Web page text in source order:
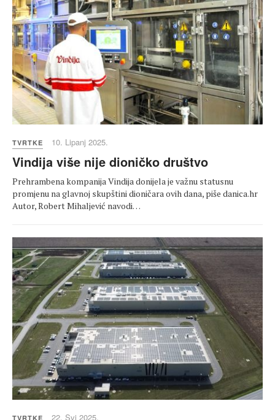
TVRTKE 10. Lipanj 2025.
Vindija više nije dioničko društvo
Prehrambena kompanija Vindija donijela je važnu statusnu
promjenu na glavnoj skupštini dioničara ovih dana, piše danica.hr
Autor, Robert Mihaljević navodi…
TVRTKE 22. Svi 2025.